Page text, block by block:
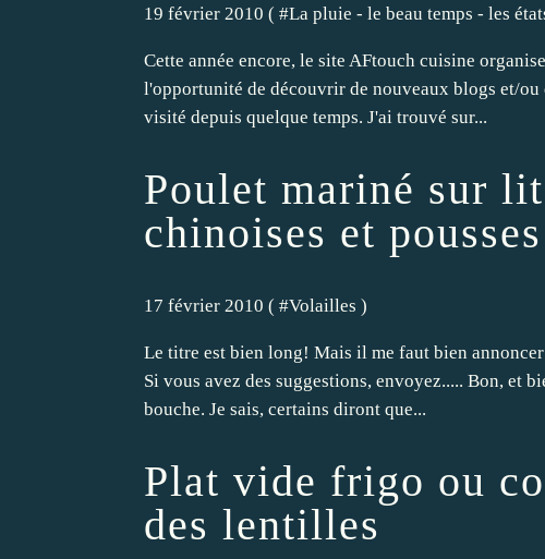
19 février 2010 ( #La pluie - le beau temps - les
Cette année encore, le site AFtouch cuisine
l'opportunité de découvrir de nouveaux blogs et/
visité depuis quelque temps. J'ai trouvé sur...
Poulet mariné sur
chinoises et
17 février 2010 ( #Volailles )
Le titre est bien long! Mais il me faut bien
Si vous avez des suggestions, envoyez..... Bon, et
bouche. Je sais, certains diront que...
Plat vide frigo ou
des lentilles